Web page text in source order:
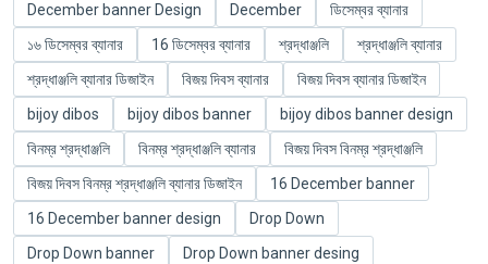
December banner Design
December
ডিসেম্বর ব্যানার
১৬ ডিসেম্বর ব্যানার
16 ডিসেম্বর ব্যানার শ্রদ্ধাঞ্জলি
শ্রদ্ধাঞ্জলি ব্যানার
শ্রদ্ধাঞ্জলি ব্যানার ডিজাইন
বিজয় দিবস ব্যানার
বিজয় দিবস ব্যানার ডিজাইন
bijoy dibos
bijoy dibos banner
bijoy dibos banner design
বিনম্র শ্রদ্ধাঞ্জলি
বিনম্র শ্রদ্ধাঞ্জলি ব্যানার
বিজয় দিবস বিনম্র শ্রদ্ধাঞ্জলি
বিজয় দিবস বিনম্র শ্রদ্ধাঞ্জলি ব্যানার ডিজাইন
16 December banner
16 December banner design
Drop Down
Drop Down banner
Drop Down banner desing